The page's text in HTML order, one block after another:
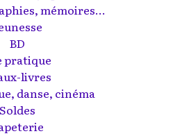
mémoires...
BD
pratique
livres
danse, cinéma
Soldes